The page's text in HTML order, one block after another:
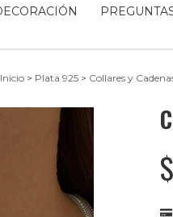
Inicio > Plata 925 > Collares y